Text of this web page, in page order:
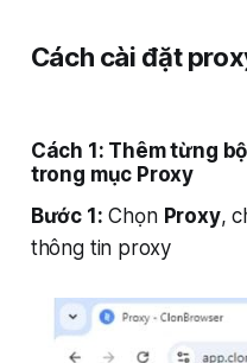
Cách cài đặt
Cách 1: Thêm từng
trong mục Proxy
Bước 1: Chọn Proxy,
thông tin proxy